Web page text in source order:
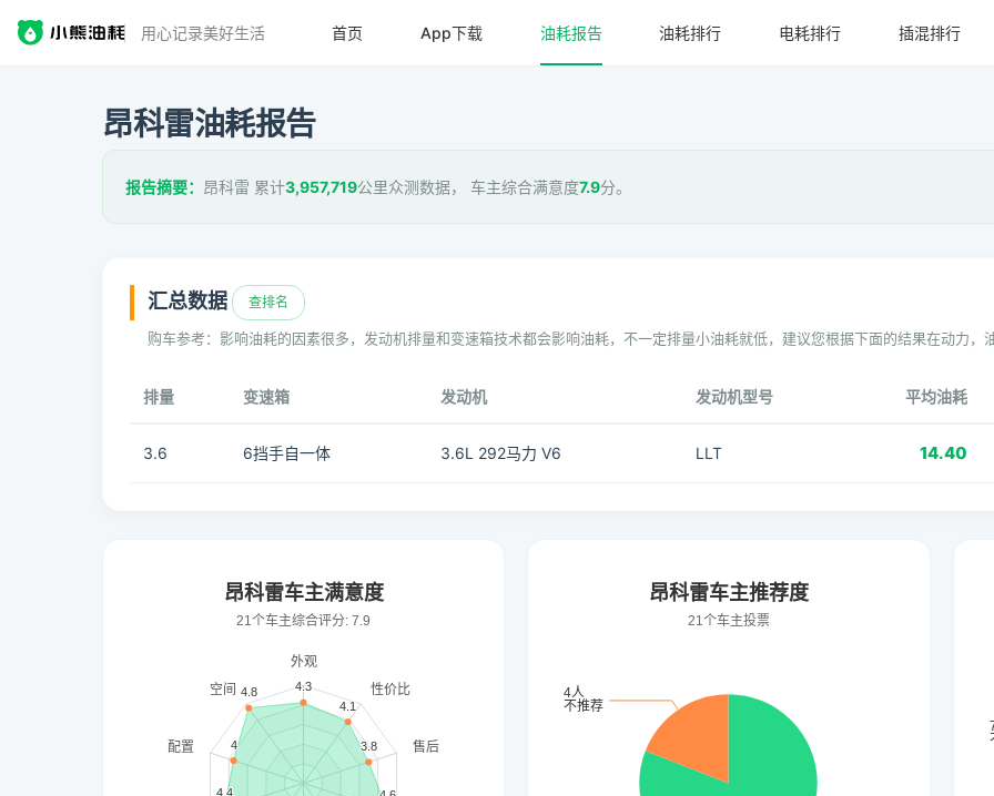
用心记录美好生活 首页 App下载 油耗报告 油耗排行 电耗排行 插混排行
昂科雷油耗报告
报告摘要： 昂科雷 累计3,957,719公里众测数据， 车主综合满意度7.9分。
汇总数据 查排名
购车参考：影响油耗的因素很多，发动机排量和变速箱技术都会影响油耗，不一定排量小油耗就低，建议您根据下面的结果在动力
排量 变速箱 发动机 发动机型号 平均油耗
3.6 6挡手自一体 3.6L 292马力 V6 LLT 14.40